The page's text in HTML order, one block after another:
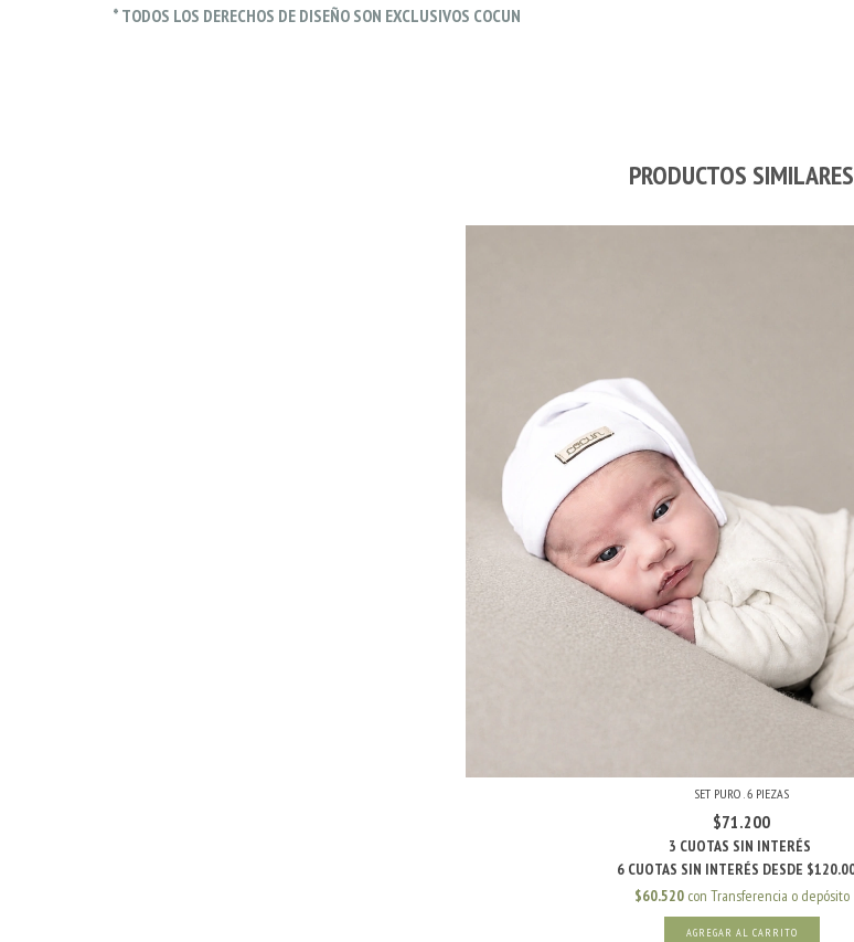
* TODOS LOS DERECHOS DE DISEÑO SON EXCLUSIVOS COCUN
PRODUCTOS SIMILARES
SET PURO . 6 PIEZAS
$71.200
$60.520 con Transferencia o depósito
AGREGAR AL CARRITO